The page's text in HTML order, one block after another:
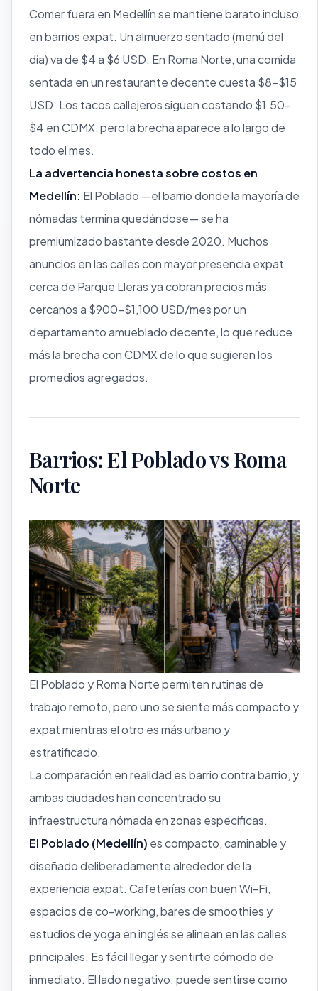
Comer fuera en Medellín se mantiene barato incluso
en barrios expat. Un almuerzo sentado (menú del
día) va de $4 a $6 USD. En Roma Norte, una comida
sentada en un restaurante decente cuesta $8–$15
USD. Los tacos callejeros siguen costando $1.50–
$4 en CDMX, pero la brecha aparece a lo largo de
todo el mes.
La advertencia honesta sobre costos en
Medellín: El Poblado —el barrio donde la mayoría de
nómadas termina quedándose— se ha
premiumizado bastante desde 2020. Muchos
anuncios en las calles con mayor presencia expat
cerca de Parque Lleras ya cobran precios más
cercanos a $900–$1,100 USD/mes por un
departamento amueblado decente, lo que reduce
más la brecha con CDMX de lo que sugieren los
promedios agregados.
Barrios: El Poblado vs Roma
Norte
El Poblado y Roma Norte permiten rutinas de
trabajo remoto, pero uno se siente más compacto y
expat mientras el otro es más urbano y
estratificado.
La comparación en realidad es barrio contra barrio, y
ambas ciudades han concentrado su
infraestructura nómada en zonas específicas.
El Poblado (Medellín) es compacto, caminable y
diseñado deliberadamente alrededor de la
experiencia expat. Cafeterías con buen Wi-Fi,
espacios de co-working, bares de smoothies y
estudios de yoga en inglés se alinean en las calles
principales. Es fácil llegar y sentirte cómodo de
inmediato. El lado negativo: puede sentirse como